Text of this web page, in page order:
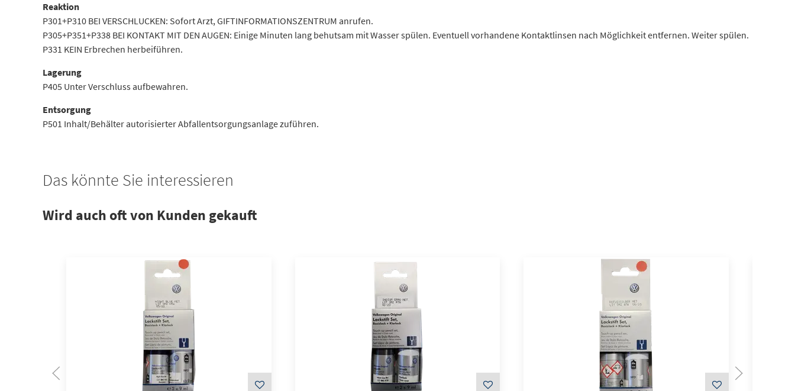
Reaktion
P301+P310 BEI VERSCHLUCKEN: Sofort Arzt, GIFTINFORMATIONSZENTRUM anrufen.
P305+P351+P338 BEI KONTAKT MIT DEN AUGEN: Einige Minuten lang behutsam mit Wasser spülen. Eventuell vorhandene Kontaktlinsen nach Möglichkeit entfernen. Weiter spülen.
P331 KEIN Erbrechen herbeiführen.
Lagerung
P405 Unter Verschluss aufbewahren.
Entsorgung
P501 Inhalt/Behälter autorisierter Abfallentsorgungsanlage zuführen.
Das könnte Sie interessieren
Wird auch oft von Kunden gekauft